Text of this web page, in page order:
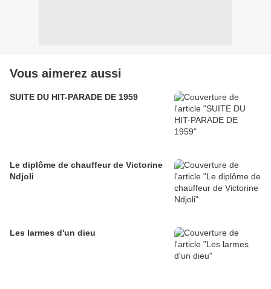
Vous aimerez aussi
SUITE DU HIT-PARADE DE 1959
Le diplôme de chauffeur de Victorine
Ndjoli
Les larmes d'un dieu